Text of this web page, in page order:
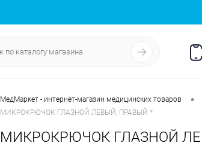
МедМаркет - интернет-магазин медицинских товаров •
МИКРОКРЮЧОК ГЛАЗНОЙ ЛЕВЫЙ, ПРАВЫЙ *
МИКРОКРЮЧОК ГЛАЗНОЙ